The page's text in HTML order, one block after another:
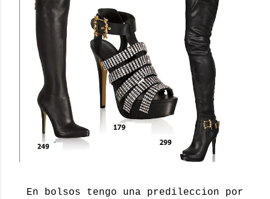
En bolsos tengo una predileccion por